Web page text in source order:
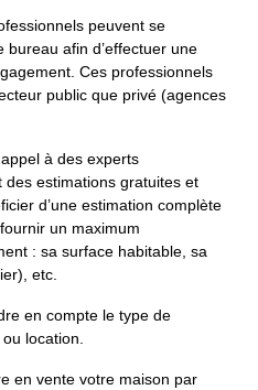
peuvent se
afin d’effectuer une
Ces professionnels
public que privé (agences
à des experts
estimations gratuites et
d’une estimation complète
un maximum
: sa surface habitable, sa
etc.
en compte le type de
location.
en vente votre maison par